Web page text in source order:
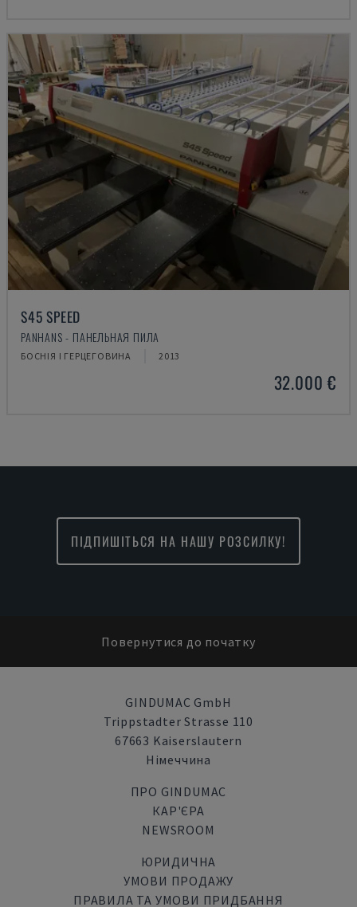
S45 SPEED
PANHANS - ПАНЕЛЬНАЯ ПИЛА
БОСНІЯ І ГЕРЦЕГОВИНА 2013
32.000 €
ПІДПИШІТЬСЯ НА НАШУ РОЗСИЛКУ!
Повернутися до початку
GINDUMAC GmbH
Trippstadter Strasse 110
67663 Kaiserslautern
Німеччина
ПРО GINDUMAC
КАР'ЄРА
NEWSROOM
ЮРИДИЧНА
УМОВИ ПРОДАЖУ
ПРАВИЛА ТА УМОВИ ПРИДБАННЯ